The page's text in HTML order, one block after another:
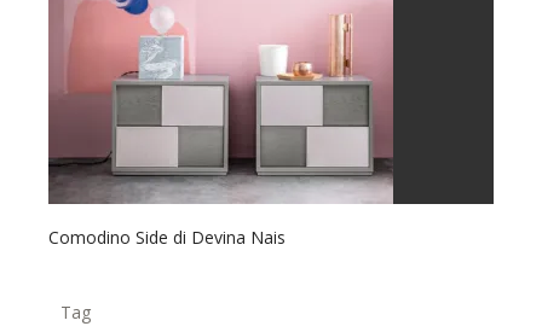
Comodino Side di Devina Nais
Tag